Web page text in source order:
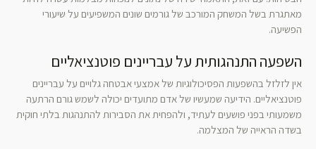
מאתגרת בשל המשחק המורכב של גורמים שונים המשפיעים על שיעורי
הפשיעה.
השפעה התנהגותית על עבריינים פוטנציאליים
אין לזלזל בהשפעות הפסיכולוגיות של אמצעי אבטחה גלויים על עבריינים
פוטנציאליים. הידיעה שמעשיו של אדם מתועדים יכולה לשמש גורם הרתעה
משמעותי בפני פושעים לעתיד, ולהפחית את הסבירות להתנהגות בלתי חוקית
בשדה הראייה של המצלמה.